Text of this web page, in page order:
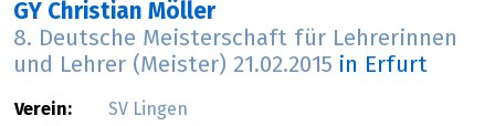
GY Christian Möller
8. Deutsche Meisterschaft für Lehrerinnen
und Lehrer (Meister) 21.02.2015 in Erfurt
Verein:
SV Lingen